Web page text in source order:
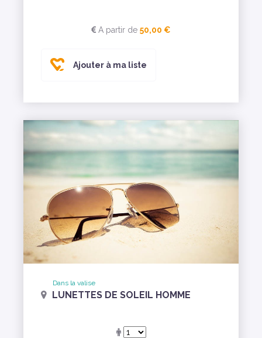
A partir de 50,00 €
Ajouter à ma liste
Dans la valise
LUNETTES DE SOLEIL HOMME